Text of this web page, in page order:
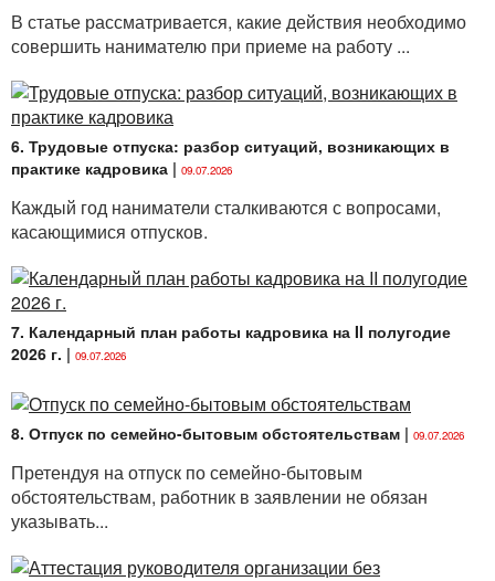
В статье рассматривается, какие действия необходимо
совершить нанимателю при приеме на работу ...
6. Трудовые отпуска: разбор ситуаций, возникающих в
практике кадровика | 09.07.2026
Каждый год наниматели сталкиваются с вопросами,
касающимися отпусков.
7. Календарный план работы кадровика на II полугодие
2026 г. | 09.07.2026
8. Отпуск по семейно-бытовым обстоятельствам | 09.07.2026
Претендуя на отпуск по семейно-бытовым
обстоятельствам, работник в заявлении не обязан
указывать...